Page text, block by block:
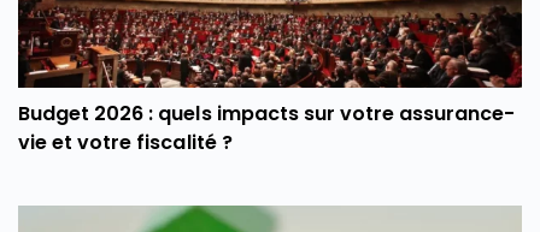
Budget 2026 : quels impacts sur votre assurance-
vie et votre fiscalité ?